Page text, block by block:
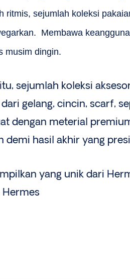
ritmis, sejumlah koleksi
Membawa
musim dingin.
sejumlah koleksi
gelang, cincin, scarf,
dengan meterial
demi hasil akhir yang
yang unik dari
Hermes